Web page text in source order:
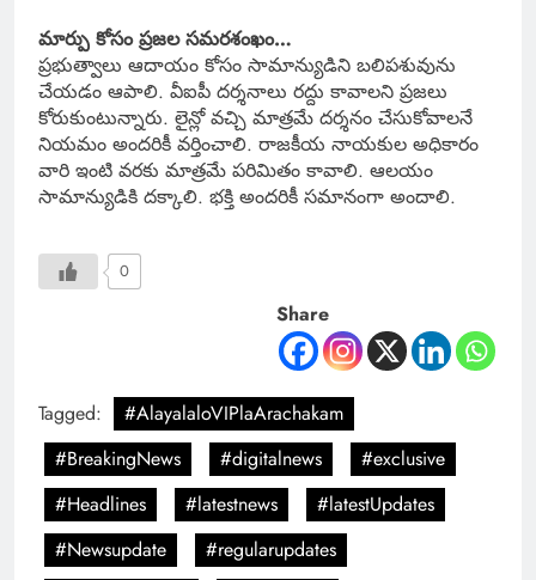
మార్పు కోసం ప్రజల సమరశంఖం…
ప్రభుత్వాలు ఆదాయం కోసం సామాన్యుడిని బలిపశువును
చేయడం ఆపాలి. వీఐపీ దర్శనాలు రద్దు కావాలని ప్రజలు
కోరుకుంటున్నారు. లైన్లో వచ్చి మాత్రమే దర్శనం చేసుకోవాలనే
నియమం అందరికీ వర్తించాలి. రాజకీయ నాయకుల అధికారం
వారి ఇంటి వరకు మాత్రమే పరిమితం కావాలి. ఆలయం
సామాన్యుడికి దక్కాలి. భక్తి అందరికీ సమానంగా అందాలి.
0
Share
Tagged:
#AlayalaloVIPlaArachakam
#BreakingNews
#digitalnews
#exclusive
#Headlines
#latestnews
#latestUpdates
#Newsupdate
#regularupdates